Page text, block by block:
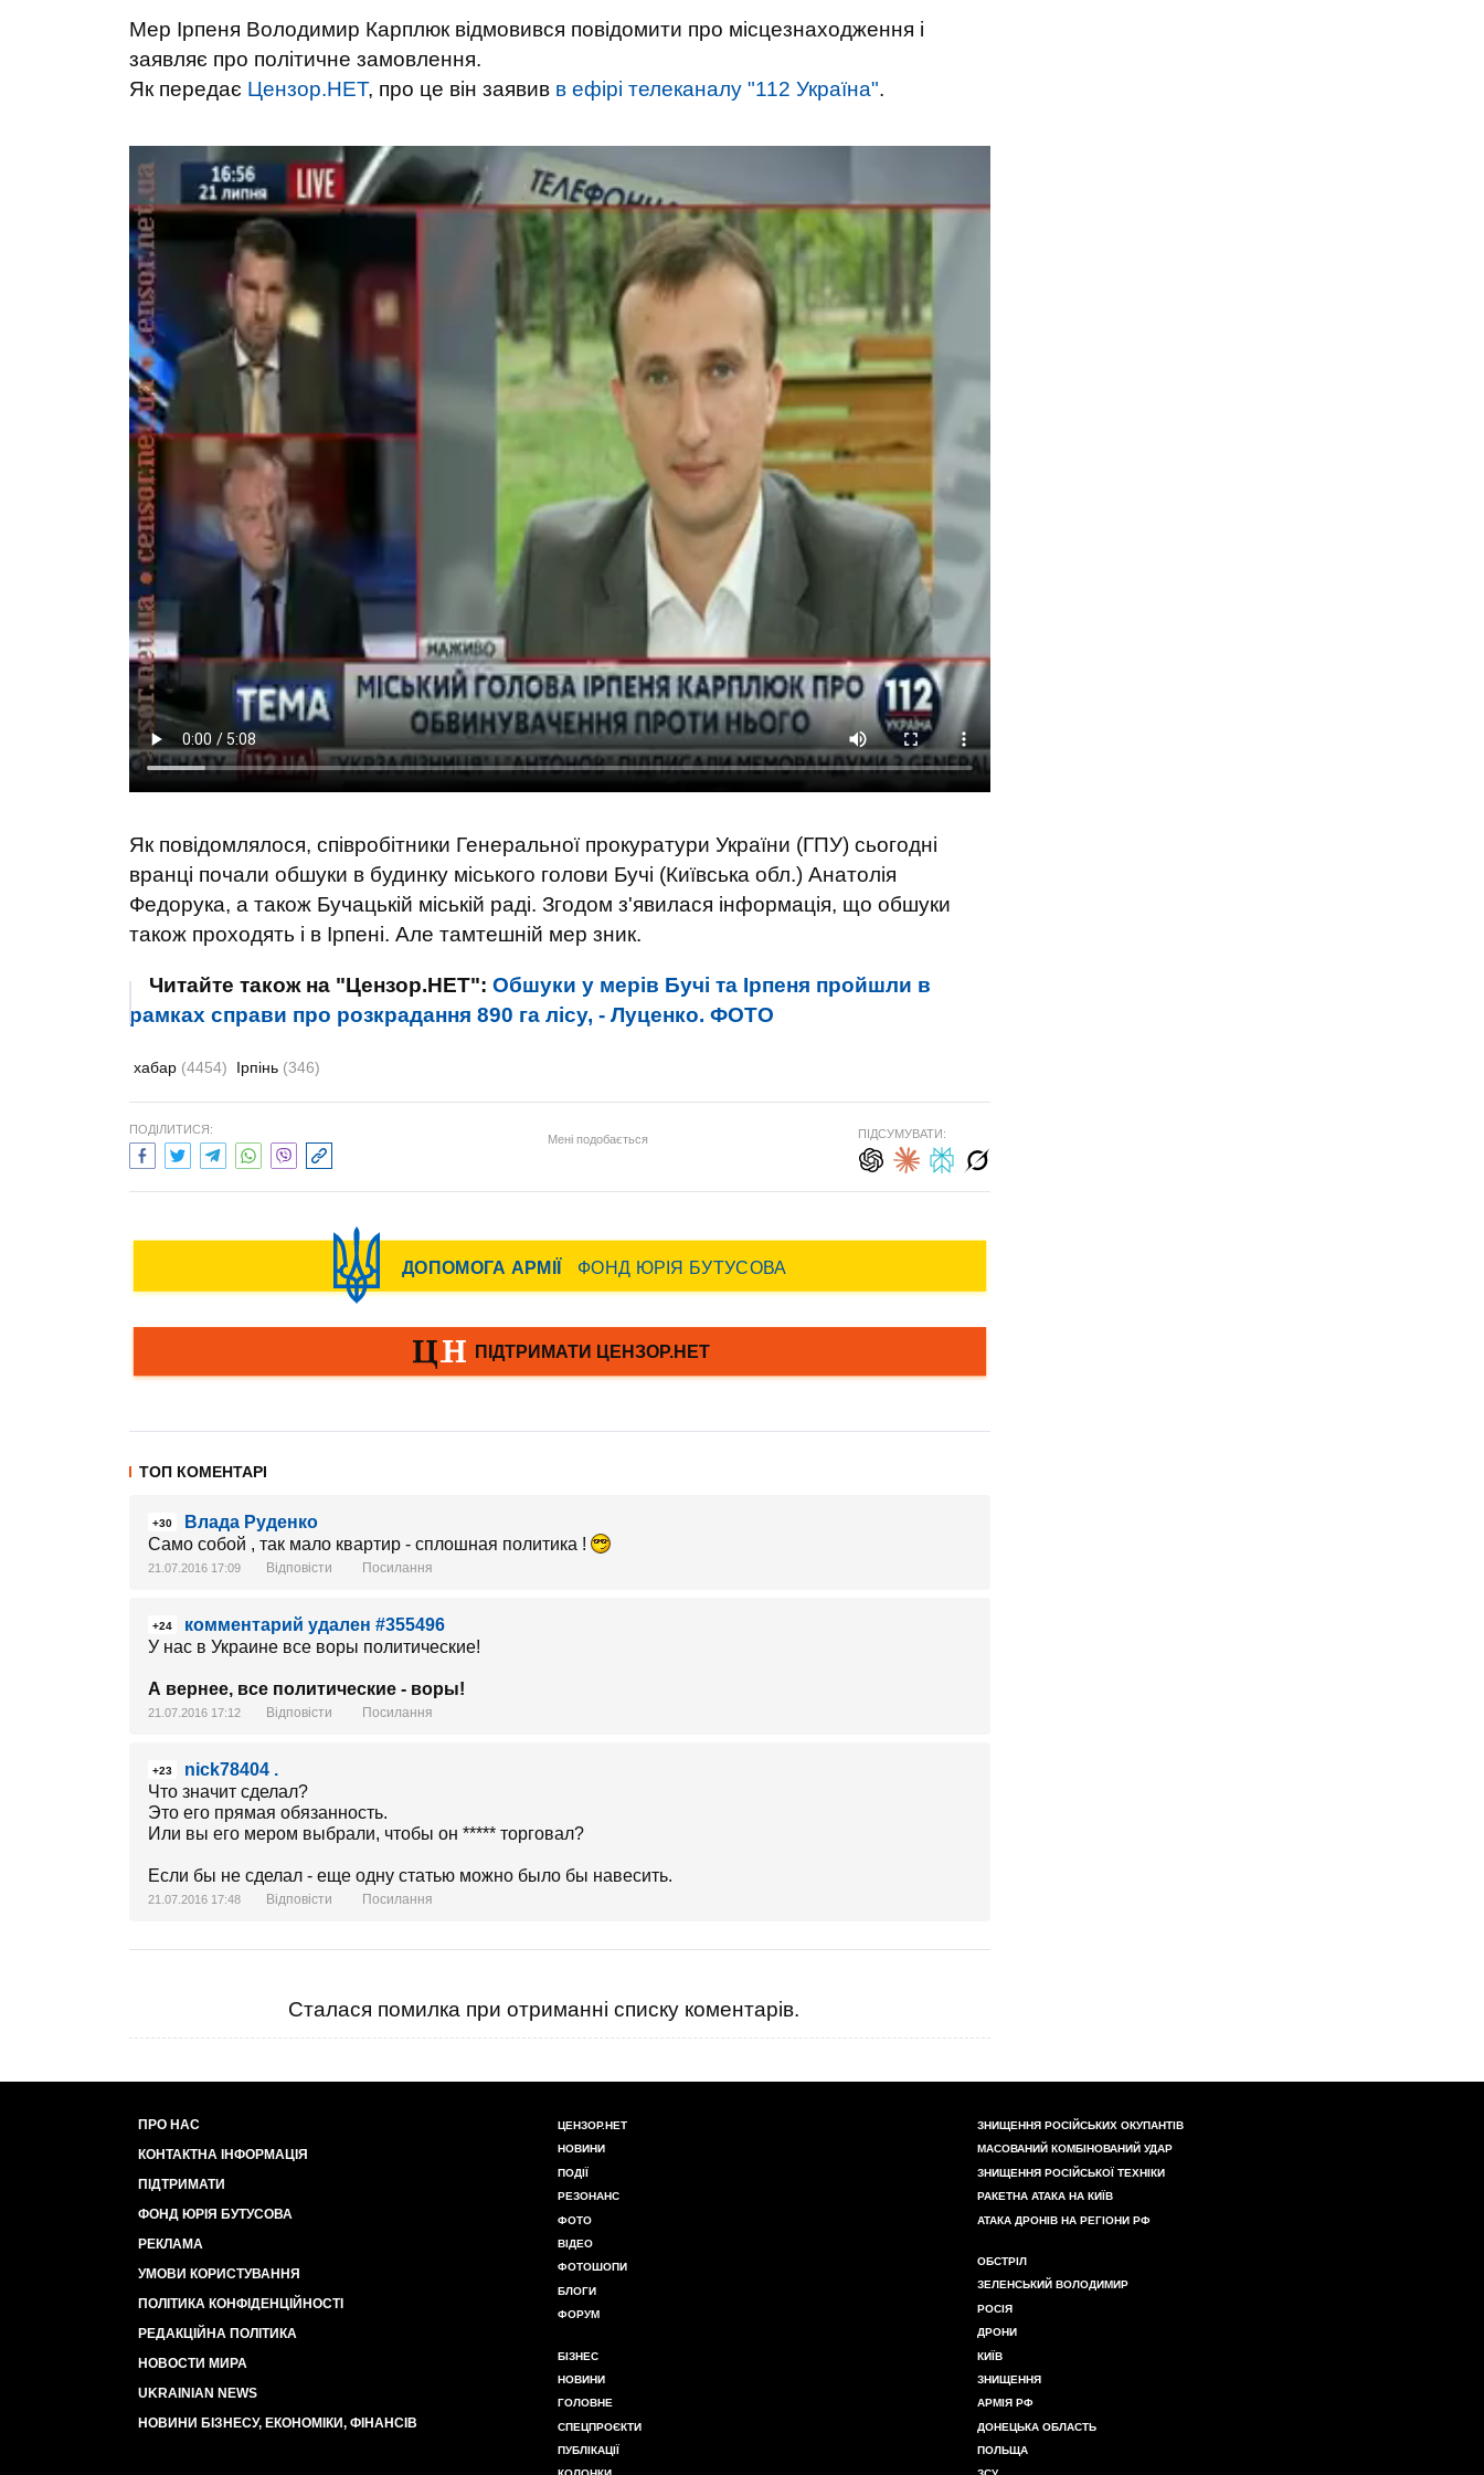
Мер Ірпеня Володимир Карплюк відмовився повідомити про місцезнаходження і
заявляє про політичне замовлення.
Як передає Цензор.НЕТ, про це він заявив в ефірі телеканалу "112 Україна".
Як повідомлялося, співробітники Генеральної прокуратури України (ГПУ) сьогодні
вранці почали обшуки в будинку міського голови Бучі (Київська обл.) Анатолія
Федорука, а також Бучацькій міській раді. Згодом з'явилася інформація, що обшуки
також проходять і в Ірпені. Але тамтешній мер зник.
Читайте також на "Цензор.НЕТ": Обшуки у мерів Бучі та Ірпеня пройшли в
рамках справи про розкрадання 890 га лісу, - Луценко. ФОТО
хабар (4454) Ірпінь (346)
ПОДІЛИТИСЯ:
Мені подобається ПІДСУМУВАТИ:
ТОП КОМЕНТАРІ
+30
Влада Руденко
Само собой , так мало квартир - сплошная политика !
21.07.2016 17:09 Відповісти Посилання
+24
комментарий удален #355496
У нас в Украине все воры политические!
А вернее, все политические - воры!
21.07.2016 17:12 Відповісти Посилання
+23
nick78404 .
Что значит сделал?
Это его прямая обязанность.
Или вы его мером выбрали, чтобы он ***** торговал?
Если бы не сделал - еще одну статью можно было бы навесить.
21.07.2016 17:48 Відповісти Посилання
Сталася помилка при отриманні списку коментарів.
ПРО НАС
КОНТАКТНА ІНФОРМАЦІЯ
ПІДТРИМАТИ
ФОНД ЮРІЯ БУТУСОВА
РЕКЛАМА
УМОВИ КОРИСТУВАННЯ
ПОЛІТИКА КОНФІДЕНЦІЙНОСТІ
РЕДАКЦІЙНА ПОЛІТИКА
НОВОСТИ МИРА
UKRAINIAN NEWS
НОВИНИ БІЗНЕСУ, ЕКОНОМІКИ, ФІНАНСІВ
ЦЕНЗОР.НЕТ
НОВИНИ
ПОДІЇ
РЕЗОНАНС
ФОТО
ВІДЕО
ФОТОШОПИ
БЛОГИ
ФОРУМ
БІЗНЕС
НОВИНИ
ГОЛОВНЕ
СПЕЦПРОЄКТИ
ПУБЛІКАЦІЇ
ЗНИЩЕННЯ РОСІЙСЬКИХ ОКУПАНТІВ
МАСОВАНИЙ КОМБІНОВАНИЙ УДАР
ЗНИЩЕННЯ РОСІЙСЬКОЇ ТЕХНІКИ
РАКЕТНА АТАКА НА КИЇВ
АТАКА ДРОНІВ НА РЕГІОНИ РФ
ОБСТРІЛ
ЗЕЛЕНСЬКИЙ ВОЛОДИМИР
РОСІЯ
ДРОНИ
КИЇВ
ЗНИЩЕННЯ
АРМІЯ РФ
ДОНЕЦЬКА ОБЛАСТЬ
ПОЛЬЩА